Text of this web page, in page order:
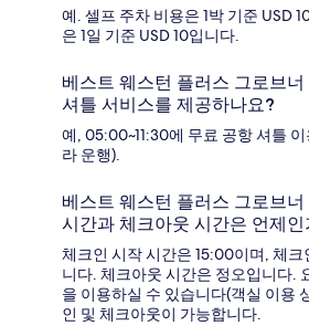
예. 셀프 주차 비용은 1박 기준 USD
은 1일 기준 USD 10입니다.
베스트 웨스턴 플러스 그로브
셔틀 서비스를 제공하나요?
예, 05:00~11:30에 무료 공항 셔틀
라 운행).
베스트 웨스턴 플러스 그로브
시간과 체크아웃 시간은 언제인
체크인 시작 시간은 15:00이며, 체
니다. 체크아웃 시간은 정오입니다.
을 이용하실 수 있습니다(객실 이용
인 및 체크아웃이 가능합니다.